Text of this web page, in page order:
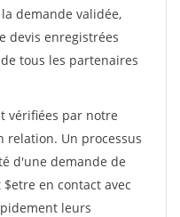
demande validée,
devis enregistrées
tous les partenaires
vérifiées par notre
relation. Un processus
d'une demande de
en contact avec
leurs